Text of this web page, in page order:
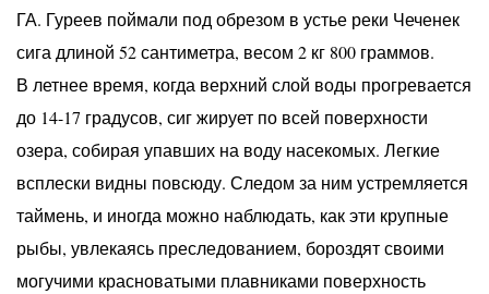
ГА. Гуреев поймали под обрезом в устье реки Чеченек
сига длиной 52 сантиметра, весом 2 кг 800 граммов.
В летнее время, когда верхний слой воды прогревается
до 14-17 градусов, сиг жирует по всей поверхности
озера, собирая упавших на воду насекомых. Легкие
всплески видны повсюду. Следом за ним устремляется
таймень, и иногда можно наблюдать, как эти крупные
рыбы, увлекаясь преследованием, бороздят своими
могучими красноватыми плавниками поверхность